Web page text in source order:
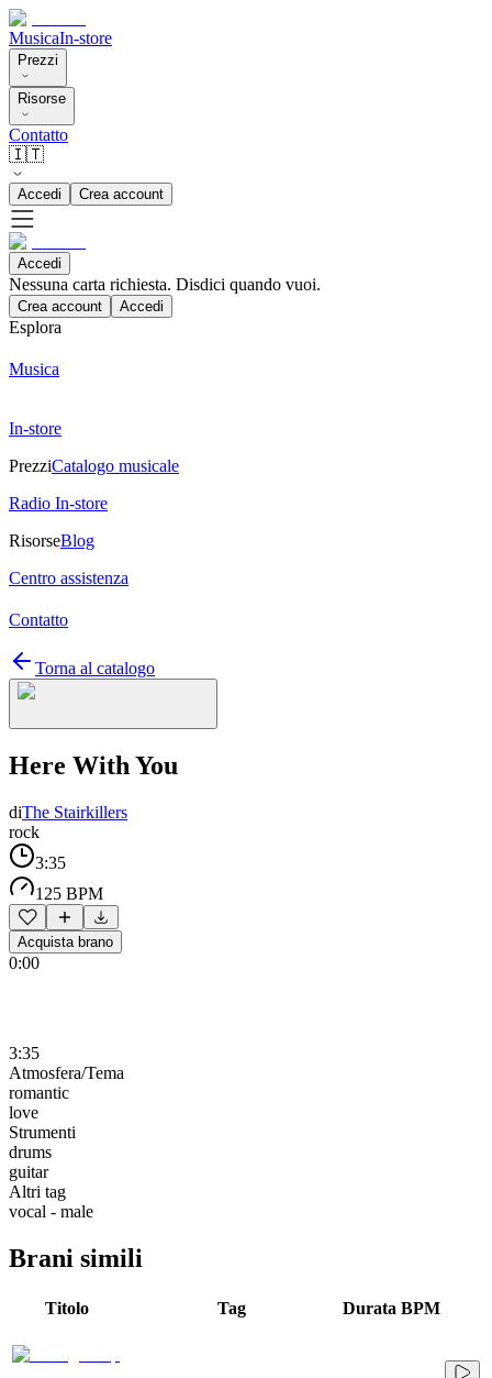
MusicaIn-store
Prezzi
Risorse
Contatto
🇮🇹
Accedi Crea account
Accedi
Nessuna carta richiesta. Disdici quando vuoi.
Crea account Accedi
Esplora
Musica
In-store
PrezziCatalogo musicale
Radio In-store
RisorseBlog
Centro assistenza
Contatto
Torna al catalogo
Here With You
diThe Stairkillers
rock
3:35
125 BPM
Acquista brano
0:00
3:35
Atmosfera/Tema
romantic
love
Strumenti
drums
guitar
Altri tag
vocal - male
Brani simili
Titolo Tag Durata BPM